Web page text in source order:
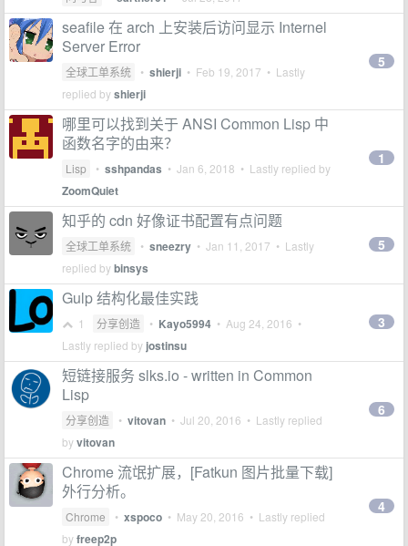
seafile 在 arch 上安装后访问显示 Internel
Server Error
全球工单系统 • shierji • Feb 19, 2017 • Lastly
replied byshierji
5
哪里可以找到关于 ANSI Common Lisp 中
函数名字的由来？
Lisp • sshpandas • Jan 6, 2018 • Lastly replied by
ZoomQuiet
1
知乎的 cdn 好像证书配置有点问题
全球工单系统 • sneezry • Jan 11, 2017 • Lastly
replied bybinsys
5
Gulp 结构化最佳实践
1 分享创造 • Kayo5994 • Aug 24, 2016 •
Lastly replied by jostinsu
3
短链接服务 slks.io - written in Common
Lisp
分享创造 • vitovan • Jul 20, 2016 • Lastly replied
byvitovan
6
Chrome 流氓扩展，[Fatkun 图片批量下载]
外行分析。
Chrome • xspoco • May 20, 2016 • Lastly replied
byfreep2p
4